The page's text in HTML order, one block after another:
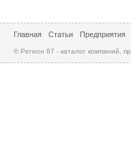
Главная Статьи Предприятия
© Регион 87 - каталог компаний,